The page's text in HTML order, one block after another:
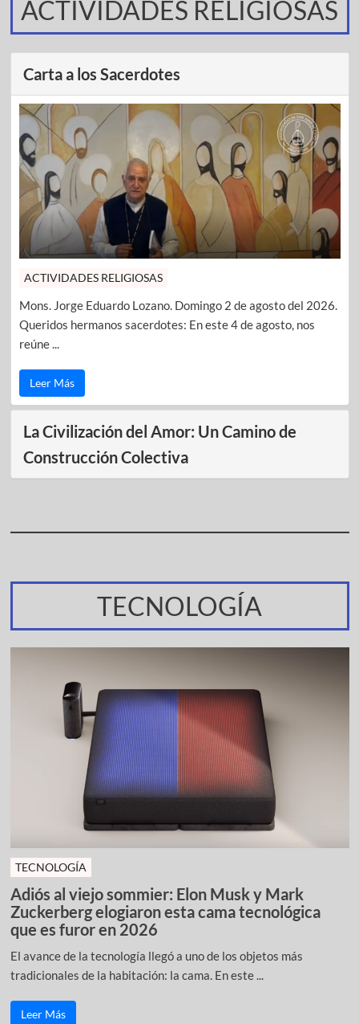
ACTIVIDADES RELIGIOSAS
Carta a los Sacerdotes
ACTIVIDADES RELIGIOSAS
Mons. Jorge Eduardo Lozano. Domingo 2 de agosto del 2026.
Queridos hermanos sacerdotes: En este 4 de agosto, nos
reúne ...
Leer Más
La Civilización del Amor: Un Camino de
Construcción Colectiva
TECNOLOGÍA
TECNOLOGÍA
Adiós al viejo sommier: Elon Musk y Mark
Zuckerberg elogiaron esta cama tecnológica
que es furor en 2026
El avance de la tecnología llegó a uno de los objetos más
tradicionales de la habitación: la cama. En este ...
Leer Más